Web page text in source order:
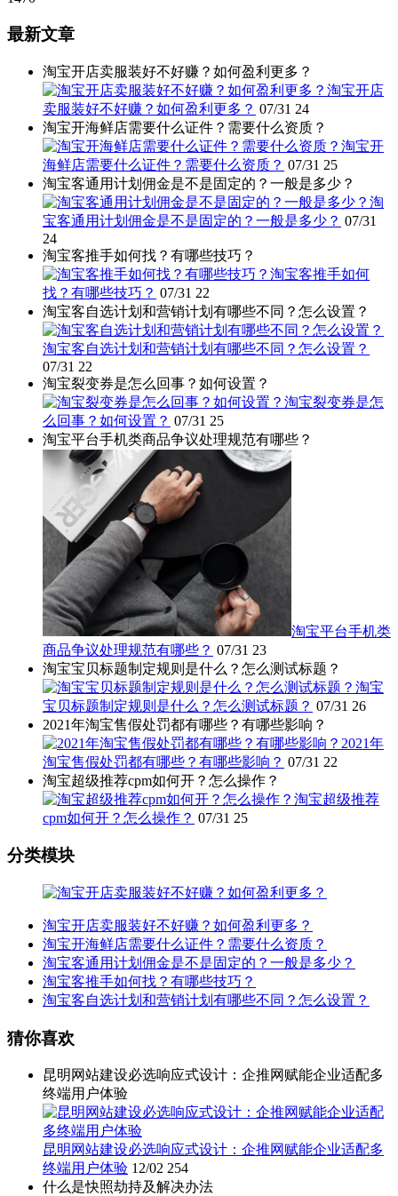
最新文章
淘宝开店卖服装好不好赚？如何盈利更多？
淘宝开店
卖服装好不好赚？如何盈利更多？ 07/31 24
淘宝开海鲜店需要什么证件？需要什么资质？
淘宝开
海鲜店需要什么证件？需要什么资质？ 07/31 25
淘宝客通用计划佣金是不是固定的？一般是多少？
淘
宝客通用计划佣金是不是固定的？一般是多少？ 07/31
24
淘宝客推手如何找？有哪些技巧？
淘宝客推手如何
找？有哪些技巧？ 07/31 22
淘宝客自选计划和营销计划有哪些不同？怎么设置？
淘宝客自选计划和营销计划有哪些不同？怎么设置？
07/31 22
淘宝裂变券是怎么回事？如何设置？
淘宝裂变券是怎
么回事？如何设置？ 07/31 25
淘宝平台手机类商品争议处理规范有哪些？
淘宝平台手机类
商品争议处理规范有哪些？ 07/31 23
淘宝宝贝标题制定规则是什么？怎么测试标题？
淘宝
宝贝标题制定规则是什么？怎么测试标题？ 07/31 26
2021年淘宝售假处罚都有哪些？有哪些影响？
2021年
淘宝售假处罚都有哪些？有哪些影响？ 07/31 22
淘宝超级推荐cpm如何开？怎么操作？
淘宝超级推荐
cpm如何开？怎么操作？ 07/31 25
分类模块
淘宝开店卖服装好不好赚？如何盈利更多？
淘宝开海鲜店需要什么证件？需要什么资质？
淘宝客通用计划佣金是不是固定的？一般是多少？
淘宝客推手如何找？有哪些技巧？
淘宝客自选计划和营销计划有哪些不同？怎么设置？
猜你喜欢
昆明网站建设必选响应式设计：企推网赋能企业适配多
终端用户体验
昆明网站建设必选响应式设计：企推网赋能企业适配多
终端用户体验 12/02 254
什么是快照劫持及解决办法